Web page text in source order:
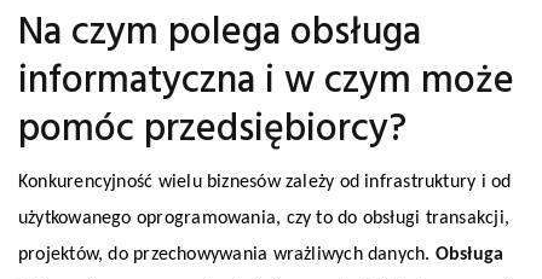
Na czym polega obsługa
informatyczna i w czym może
pomóc przedsiębiorcy?
Konkurencyjność wielu biznesów zależy od infrastruktury i od
użytkowanego oprogramowania, czy to do obsługi transakcji,
projektów, do przechowywania wrażliwych danych. Obsługa